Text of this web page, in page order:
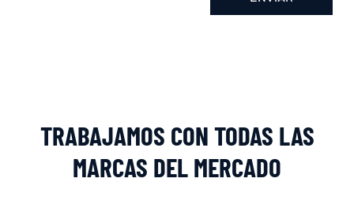
TRABAJAMOS CON TODAS LAS
MARCAS DEL MERCADO